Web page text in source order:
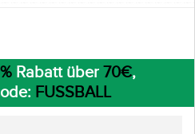
Rabatt über 70€,
FUSSBALL